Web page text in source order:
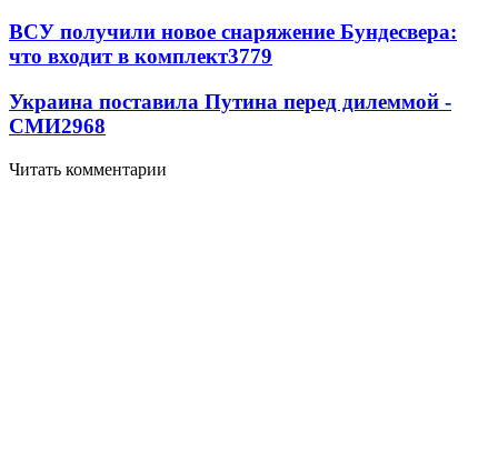
ВСУ получили новое снаряжение Бундесвера:
что входит в комплект3779
Украина поставила Путина перед дилеммой -
СМИ2968
Читать комментарии